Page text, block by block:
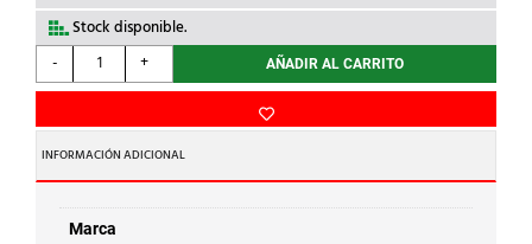
Stock disponible.
-
ABB
-
SUAVE
12A
24VCC
PSR12-
600-
+ AÑADIR AL CARRITO
INFORMACIÓN ADICIONAL
Marca